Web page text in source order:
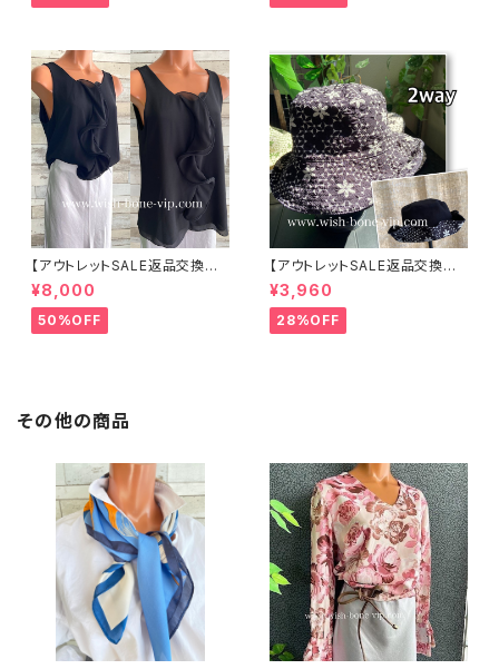
ワイト
【アウトレットSALE返品交換不
可8/20まで】イタリア製 CASA
DEILUCA ITALY｜前フリル＆B
IGフリルトップス /ブラック
¥8,000
50%OFF
【アウトレットSALE返品交換不
可8/20まで】ワッフル立体フラワ
ー＆無地 2way リバーシブルハ
ット・ワイヤー入り変形ハット・フ
ラワー帽子【ブラック】
¥3,960
28%OFF
その他の商品